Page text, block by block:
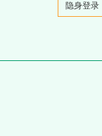
隐身登录